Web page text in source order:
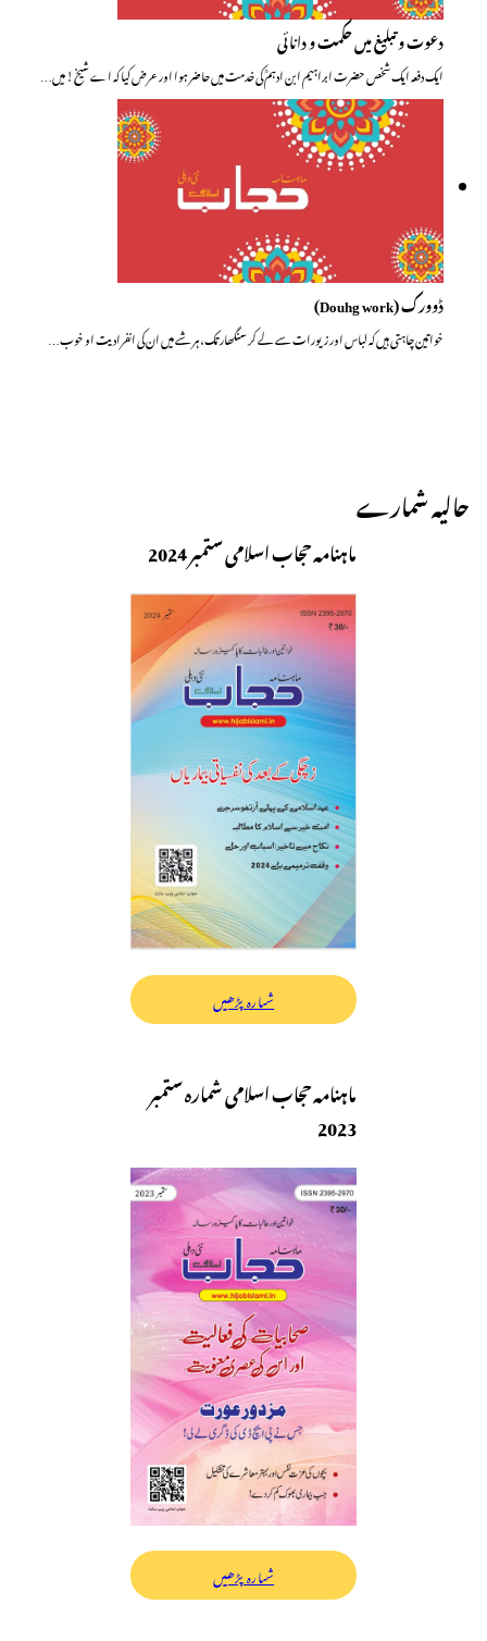
دعوت و تبلیغ میں حکمت و دانائی
ایک دفعہ ایک شخص حضرت ابراہیم ابن ادہمؒ کی خدمت میں حاضر ہوا اور عرض کیا کہ اے شیخ! میں…
ڈوورک (Douhg work)
خواتین چاہتی ہیں کہ لباس اور زیورات سے لے کر سنگھار تک، ہر شے میں ان کی انفرادیت او خوب…
حالیہ شمارے
ماہنامہ حجاب اسلامی ستمبر 2024
شمارہ پڑھیں
ماہنامہ حجاب اسلامی شمارہ ستمبر
2023
شمارہ پڑھیں